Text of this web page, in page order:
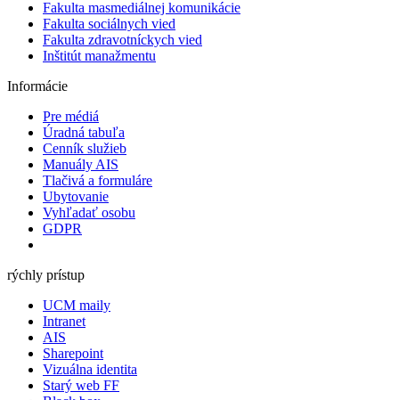
Fakulta masmediálnej komunikácie
Fakulta sociálnych vied
Fakulta zdravotníckych vied
Inštitút manažmentu
Informácie
Pre médiá
Úradná tabuľa
Cenník služieb
Manuály AIS
Tlačivá a formuláre
Ubytovanie
Vyhľadať osobu
GDPR
rýchly prístup
UCM maily
Intranet
AIS
Sharepoint
Vizuálna identita
Starý web FF